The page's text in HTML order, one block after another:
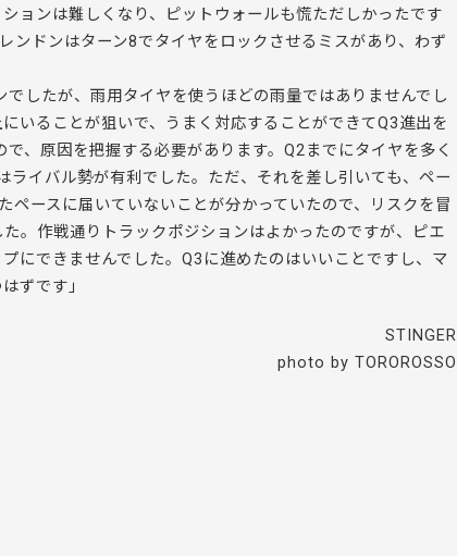
ョンは難しくなり、ピットウォールも慌ただしかったです
ドンはターン8でタイヤをロックさせるミスがあり、わず
したが、雨用タイヤを使うほどの雨量ではありませんでし
いることが狙いで、うまく対応することができてQ3進出を
、原因を把握する必要があります。Q2までにタイヤを多く
イバル勢が有利でした。ただ、それを差し引いても、ペー
ースに届いていないことが分かっていたので、リスクを冒
。作戦通りトラックポジションはよかったのですが、ピエ
にできませんでした。Q3に進めたのはいいことですし、マ
ずです」
STINGER
photo by TOROROSSO